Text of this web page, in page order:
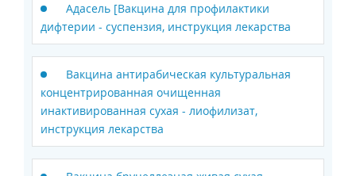
Адасель [Вакцина для профилактики
дифтерии - суспензия, инструкция лекарства
Вакцина антирабическая культуральная
концентрированная очищенная
инактивированная сухая - лиофилизат,
инструкция лекарства